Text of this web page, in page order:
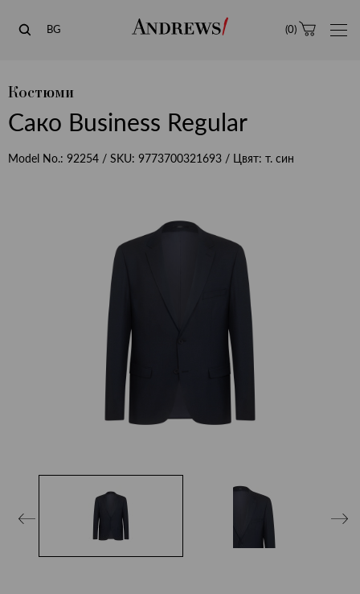
Andrews
BG (0)
Костюми
Сако Business Regular
Model No.: 92254 / SKU: 9773700321693 / Цвят: т. син